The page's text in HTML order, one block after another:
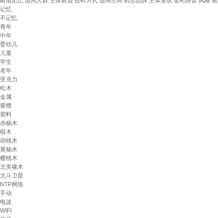
记忆
不记忆
青年
中年
婴幼儿
儿童
学生
老年
亚克力
松木
金属
紫檀
塑料
赤杨木
椴木
胡桃木
黄杨木
樱桃木
北美橡木
北斗卫星
NTP网络
手动
电波
WIFI